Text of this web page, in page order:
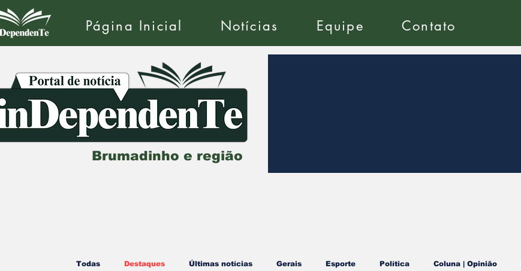
Página Inicial Notícias Equipe Contato
Brumadinho e região
Todas Destaques Últimas notícias Gerais Esporte Política Coluna | Opinião